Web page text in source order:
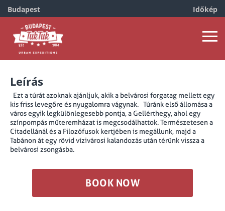
Budapest Időkép
Friss levegő és Festői kilátás
Leírás
Ezt a túrát azoknak ajánljuk, akik a belvárosi forgatag mellett egy
kis friss levegőre és nyugalomra vágynak. Túránk első állomása a
város egyik legkülönlegesebb pontja, a Gellérthegy, ahol egy
színpompás műteremházat is megcsodálhattok. Természetesen a
Citadellánál és a Filozófusok kertjében is megállunk, majd a
Tabánon át egy rövid vízivárosi kalandozás után térünk vissza a
belvárosi zsongásba.
BOOK NOW